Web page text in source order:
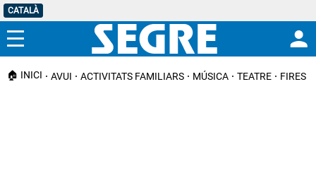
CATALÀ
Menú
🏠 INICI AVUI ACTIVITATS FAMILIARS MÚSICA TEATRE FIRES I